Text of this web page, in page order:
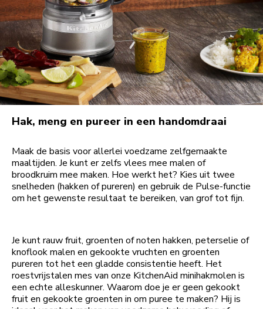
Hak, meng en pureer in een handomdraai
Maak de basis voor allerlei voedzame zelfgemaakte
maaltijden. Je kunt er zelfs vlees mee malen of
broodkruim mee maken. Hoe werkt het? Kies uit twee
snelheden (hakken of pureren) en gebruik de Pulse-functie
om het gewenste resultaat te bereiken, van grof tot fijn.
Je kunt rauw fruit, groenten of noten hakken, peterselie of
knoflook malen en gekookte vruchten en groenten
pureren tot het een gladde consistentie heeft. Het
roestvrijstalen mes van onze KitchenAid minihakmolen is
een echte alleskunner. Waarom doe je er geen gekookt
fruit en gekookte groenten in om puree te maken? Hij is